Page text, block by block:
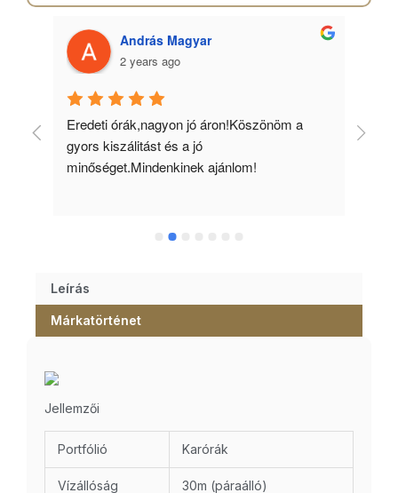
András Magyar
2 years ago
Eredeti órák,nagyon jó áron!Köszönöm a
gyors kiszálitást és a jó
minőséget.Mindenkinek ajánlom!
Leírás
Márkatörténet
Jellemzői
Portfólió Karórák
Vízállóság 30m (páraálló)